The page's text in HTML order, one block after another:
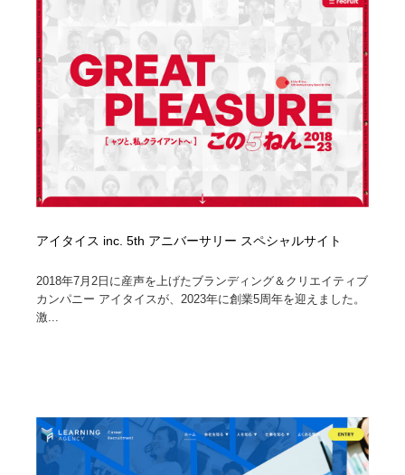
アイタイス inc. 5th アニバーサリー スペシャルサイト
2018年7月2日に産声を上げたブランディング＆クリエイティブ
カンパニー アイタイスが、2023年に創業5周年を迎えました。
激...